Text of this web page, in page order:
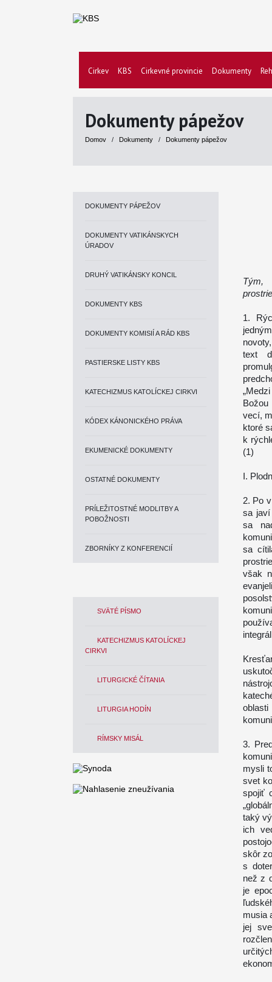
Cirkev KBS Cirkevné provincie Dokumenty
Dokumenty pápežov
Domov / Dokumenty / Dokumenty pápežov
DOKUMENTY PÁPEŽOV
DOKUMENTY VATIKÁNSKYCH
ÚRADOV
DRUHÝ VATIKÁNSKY KONCIL
DOKUMENTY KBS
DOKUMENTY KOMISIÍ A RÁD KBS
PASTIERSKE LISTY KBS
KATECHIZMUS KATOLÍCKEJ CIRKVI
KÓDEX KÁNONICKÉHO PRÁVA
EKUMENICKÉ DOKUMENTY
OSTATNÉ DOKUMENTY
PRÍLEŽITOSTNÉ MODLITBY A
POBOŽNOSTI
ZBORNÍKY Z KONFERENCIÍ
SVÄTÉ PÍSMO
KATECHIZMUS KATOLÍCKEJ
CIRKVI
LITURGICKÉ ČÍTANIA
LITURGIA HODÍN
RÍMSKY MISÁL
Tým,
1.
text
vecí,
ktoré
k
(1)
I.
2. Po
sa javí
sa
sa
však
3.
mysli
svet
spojiť
taký
ich
skôr
s
než z
je
musia
jej